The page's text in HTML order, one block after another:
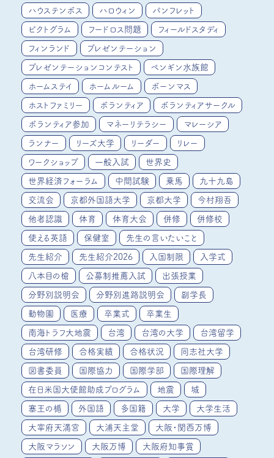
ハウステンボス ハロウィン パンフレット
ピクトグラム フードロス問題 フィールドスタディ
フィンランド プレゼンテーション
プレゼンテーションコンテスト ペンギン水族館
ホームステイ ホームルーム ボーンマス
ホストファミリー ボランティア ボランティアサークル
ボランティア参加 マネーリテラシー マレーシア
ランナー リーズ大学 リーダー リレー
ワークショップ 一般入試 世界史
世界経済フォーラム 中間試験 乗馬 九十九島
交流会 京都外国語大学 京都大学 今村翔吾
他者認識 体育 体育大会 併修 併修校
使える英語 保健室 先生の言いたいこと
先生紹介 先生紹介2026 入国制限 入学式
八本目の槍 公募制推薦入試 出張授業
分野別説明会 分野別進路説明会 副学長
動物園 医療 卒業式 卒業生
南海トラフ大地震 台湾 台湾の大学 台湾留学
台湾研修 合格実績 合格状況 同志社大学
図書委員 国際協力 国際学部 国際理解
在日米国大使館助成プログラム 地震 城
塞王の楯 外国語 多国籍 大学 大学生活
大宰府天満宮 大浦天主堂 大阪・関西万博
大阪マラソン 大阪万博 大阪府知事賞